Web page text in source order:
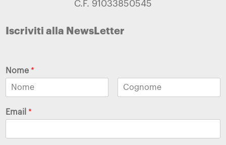
C.F. 91033850545
Iscriviti alla NewsLetter
Nome*
Email*